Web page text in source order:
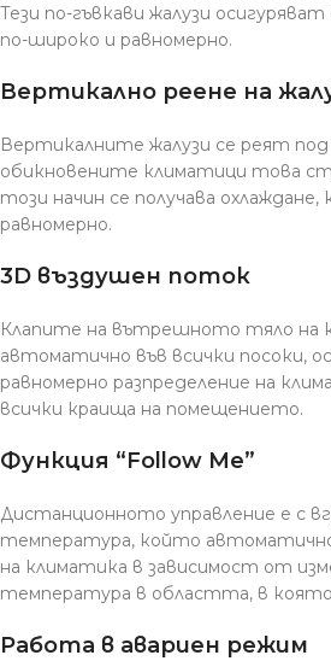
Тези по-гъвкави жалузи
по-широко и равномерно.
Вертикално реене на
Вертикалните жалузи се реят под
обикновените климатици това
този начин се получава
равномерно.
3D въздушен поток
Клапите на вътрешното тяло на
автоматично във всички посоки,
равномерно разпределение на
всички краища на помещението.
Функция “Follow Me”
Дистанционното управление е с
температура, който
на климатика в зависимост от
температура в областта, в която
Работа в авариен режим